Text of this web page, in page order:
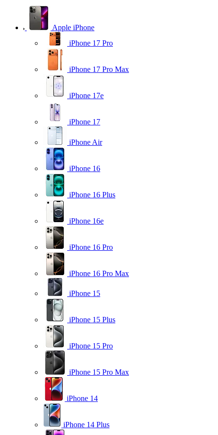
Apple iPhone
iPhone 17 Pro
iPhone 17 Pro Max
iPhone 17e
iPhone 17
iPhone Air
iPhone 16
iPhone 16 Plus
iPhone 16e
iPhone 16 Pro
iPhone 16 Pro Max
iPhone 15
iPhone 15 Plus
iPhone 15 Pro
iPhone 15 Pro Max
iPhone 14
iPhone 14 Plus